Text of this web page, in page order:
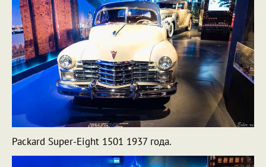
Packard Super-Eight 1501 1937 года.